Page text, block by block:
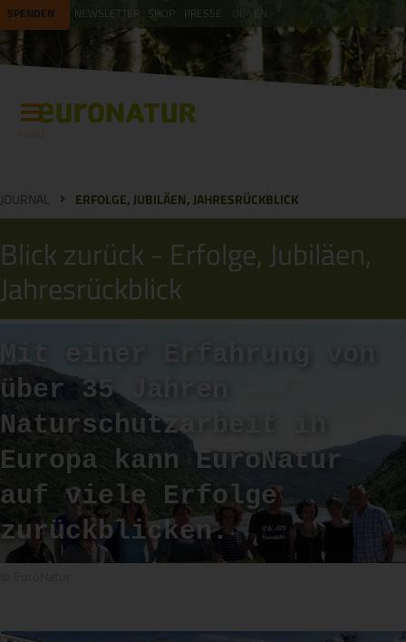
SPENDEN NEWSLETTER SHOP PRESSE EN
JOURNAL ERFOLGE, JUBILÄEN, JAHRESRÜCKBLICK
Blick zurück - Erfolge, Jubiläen,
Jahresrückblick
Mit einer Erfahrung von
über 35 Jahren
Naturschutzarbeit in
Europa kann EuroNatur
auf viele Erfolge
zurückblicken.